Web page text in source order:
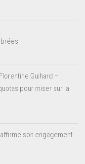
Guihard –
pour miser sur la
son engagement